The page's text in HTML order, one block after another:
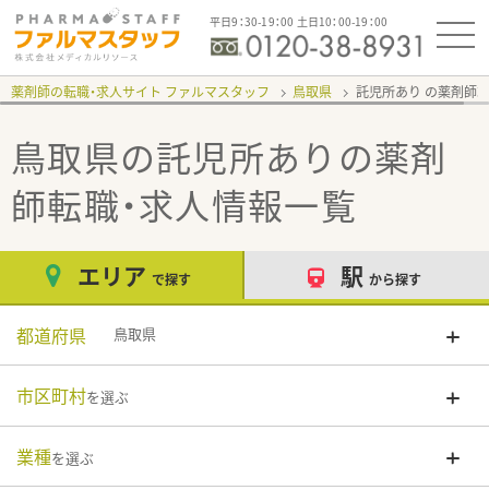
平日9：30-19：00 土日10：00-19：00
薬剤師の転職・求人サイト ファルマスタッフ 鳥取県 託児所あり
鳥取県の託児所あり の薬剤
師転職・求人情報一覧
エリア で探す 駅 から探す
都道府県 鳥取県
市区町村を選ぶ
業種を選ぶ